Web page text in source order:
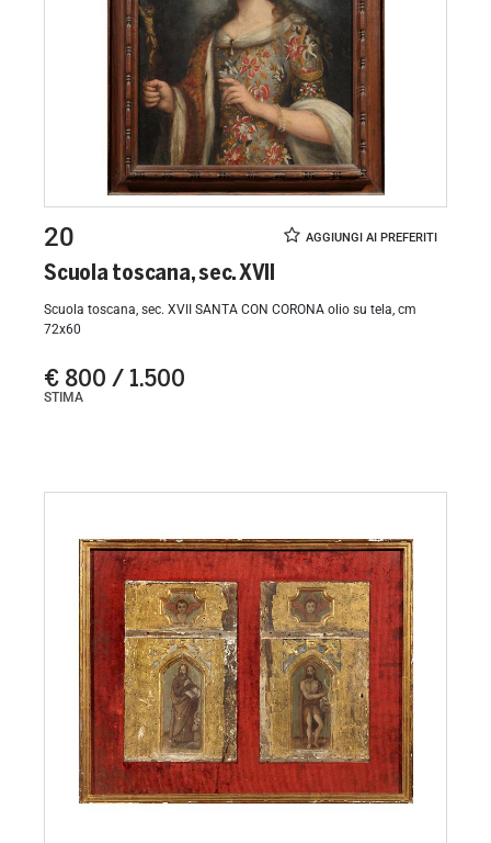
20
Scuola toscana, sec. XVII
Scuola toscana, sec. XVII SANTA CON CORONA olio su tela, cm
72x60
€ 800 / 1.500
STIMA